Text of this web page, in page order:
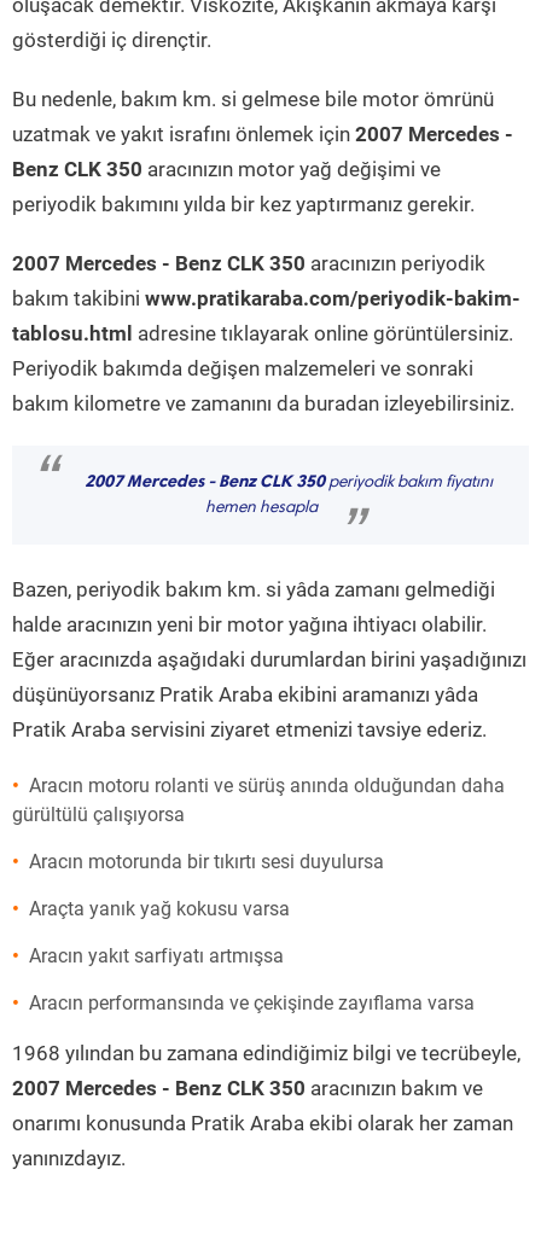
oluşacak demektir. Viskozite, Akışkanın akmaya karşı
gösterdiği iç dirençtir.
Bu nedenle, bakım km. si gelmese bile motor ömrünü
uzatmak ve yakıt israfını önlemek için 2007 Mercedes -
Benz CLK 350 aracınızın motor yağ değişimi ve
periyodik bakımını yılda bir kez yaptırmanız gerekir.
2007 Mercedes - Benz CLK 350 aracınızın periyodik
bakım takibini www.pratikaraba.com/periyodik-bakim-
tablosu.html adresine tıklayarak online görüntülersiniz.
Periyodik bakımda değişen malzemeleri ve sonraki
bakım kilometre ve zamanını da buradan izleyebilirsiniz.
“ 2007 Mercedes - Benz CLK 350periyodik bakım fiyatını
hemen hesapla
”
Bazen, periyodik bakım km. si yâda zamanı gelmediği
halde aracınızın yeni bir motor yağına ihtiyacı olabilir.
Eğer aracınızda aşağıdaki durumlardan birini yaşadığınızı
düşünüyorsanız Pratik Araba ekibini aramanızı yâda
Pratik Araba servisini ziyaret etmenizi tavsiye ederiz.
Aracın motoru rolanti ve sürüş anında olduğundan daha
gürültülü çalışıyorsa
Aracın motorunda bir tıkırtı sesi duyulursa
Araçta yanık yağ kokusu varsa
Aracın yakıt sarfiyatı artmışsa
Aracın performansında ve çekişinde zayıflama varsa
1968 yılından bu zamana edindiğimiz bilgi ve tecrübeyle,
2007 Mercedes - Benz CLK 350 aracınızın bakım ve
onarımı konusunda Pratik Araba ekibi olarak her zaman
yanınızdayız.